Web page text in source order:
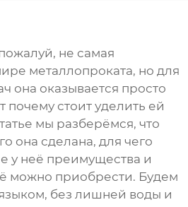
не самая
металлопроката, но для
она оказывается просто
стоит уделить ей
мы разберёмся, что
она сделана, для чего
у неё преимущества и
можно приобрести. Будем
без лишней воды и